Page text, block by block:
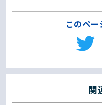
このペ
関